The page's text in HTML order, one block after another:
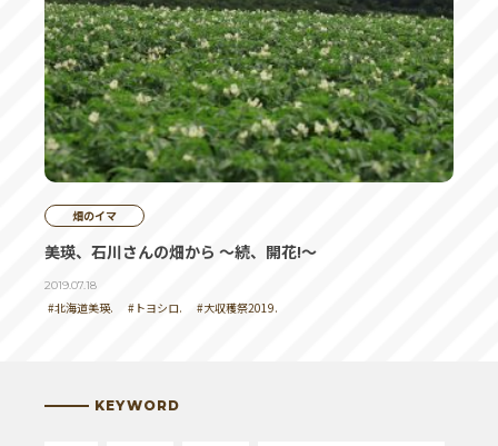
畑のイマ
美瑛、石川さんの畑から ～続、開花!～
2019.07.18
#北海道美瑛. #トヨシロ. #大収穫祭2019.
KEYWORD